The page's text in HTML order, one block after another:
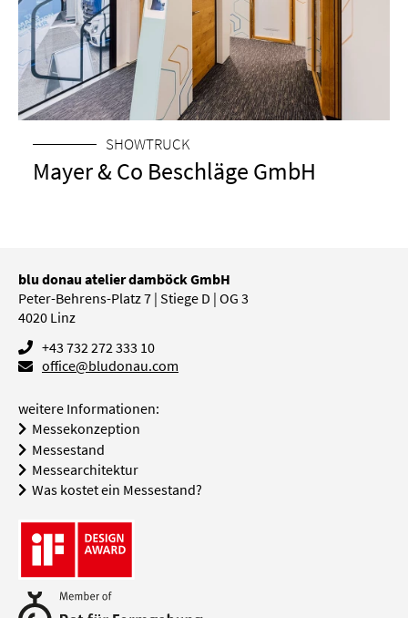
SHOWTRUCK
Mayer & Co Beschläge GmbH
blu donau atelier damböck GmbH
Peter-Behrens-Platz 7 | Stiege D | OG 3
4020 Linz
+43 732 272 333 10
office@bludonau.com
weitere Informationen:
Messekonzeption
Messestand
Messearchitektur
Was kostet ein Messestand?